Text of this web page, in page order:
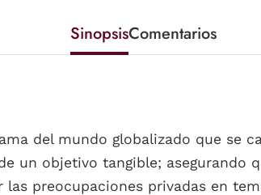
SinopsisComentarios
del mundo globalizado que se
un objetivo tangible; asegurando
preocupaciones privadas en